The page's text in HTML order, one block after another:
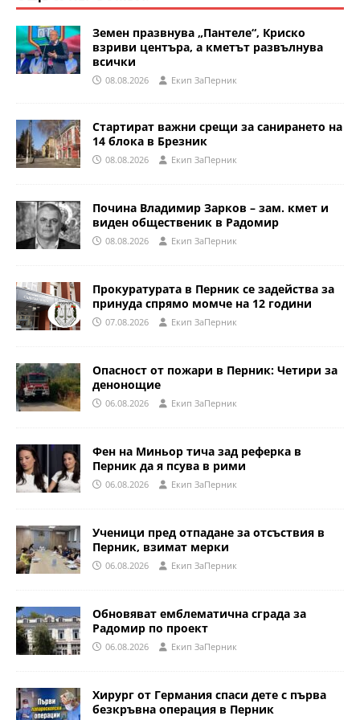
Земен празвнува „Пантеле“, Криско
взриви центъра, а кметът развълнува
всички
08.08.2026 Eкип ЗаПерник
Стартират важни срещи за санирането на
14 блока в Брезник
08.08.2026 Eкип ЗаПерник
Почина Владимир Зарков – зам. кмет и
виден общественик в Радомир
08.08.2026 Eкип ЗаПерник
Прокуратурата в Перник се задейства за
принуда спрямо момче на 12 години
07.08.2026 Eкип ЗаПерник
Опасност от пожари в Перник: Четири за
денонощие
06.08.2026 Eкип ЗаПерник
Фен на Миньор тича зад реферка в
Перник да я псува в рими
06.08.2026 Eкип ЗаПерник
Ученици пред отпадане за отсъствия в
Перник, взимат мерки
06.08.2026 Eкип ЗаПерник
Обновяват емблематична сграда за
Радомир по проект
06.08.2026 Eкип ЗаПерник
Хирург от Германия спаси дете с първа
безкръвна операция в Перник